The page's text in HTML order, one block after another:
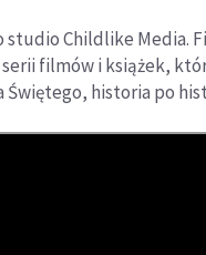
studio Childlike Media.
serii filmów i książek,
Świętego, historia po